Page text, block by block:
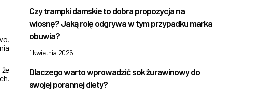
że
Czy trampki damskie to dobra propozycja na
wiosnę? Jaką rolę odgrywa w tym przypadku marka
obuwia?
1 kwietnia 2026
Dlaczego warto wprowadzić sok żurawinowy do
swojej porannej diety?